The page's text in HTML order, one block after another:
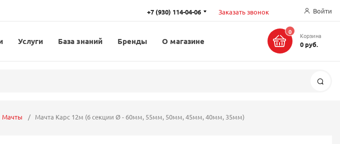
+7 (930) 114-04-06 Заказать звонок Войти
Услуги База знаний Бренды О магазине
0 Корзина
0 руб.
Мачты Мачта Карс 12м (6 секции Ø - 60мм, 55мм, 50мм, 45мм, 40мм, 35мм)